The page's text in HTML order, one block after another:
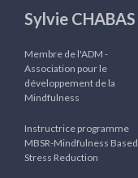
Sylvie CHABAS
Membre de l'ADM -
Association pour le
développement de la
Mindfulness
Instructrice programme
MBSR-Mindfulness Based
Stress Reduction